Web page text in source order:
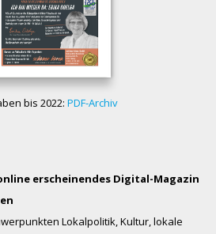
bis 2022: PDF-Archiv
erscheinendes Digital-Magazin
Lokalpolitik, Kultur, lokale